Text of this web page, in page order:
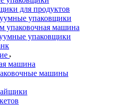
для продуктов
упаковщики
упаковочная машина
упаковщики
машина
машины